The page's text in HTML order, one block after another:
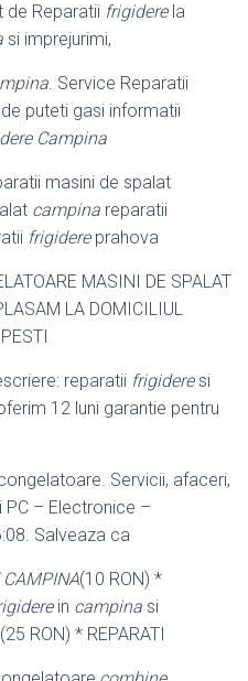
de Reparatii frigiderela
si imprejurimi,
. Service Reparatii
puteti gasi informatii
Campina
masini de spalat
campina reparatii
frigidereprahova
MASINI DE SPALAT
LA DOMICILIUL
reparatii frigideresi
12 luni garantie pentru
Servicii, afaceri,
PC – Electronice –
Salveaza ca
CAMPINA(10 RON) *
in campina si
RON) * REPARATI